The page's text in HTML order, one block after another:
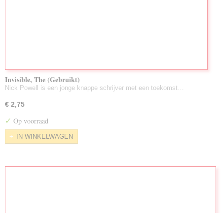
Invisible, The (Gebruikt)
Nick Powell is een jonge knappe schrijver met een toekomst…
€ 2,75
✓ Op voorraad
IN WINKELWAGEN